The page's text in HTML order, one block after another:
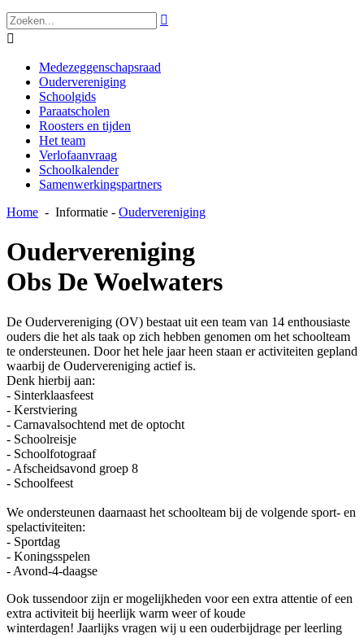


Medezeggenschapsraad
Oudervereniging
Schoolgids
Paraatscholen
Roosters en tijden
Het team
Verlofaanvraag
Schoolkalender
Samenwerkingspartners
Home - Informatie - Oudervereniging
Oudervereniging
Obs De Woelwaters
De Oudervereniging (OV) bestaat uit een team van 14 enthousiaste
ouders die het als taak op zich hebben genomen om het schoolteam
te ondersteunen. Door het hele jaar heen staan er activiteiten gepland
waarbij de Oudervereniging actief is.
Denk hierbij aan:
- Sinterklaasfeest
- Kerstviering
- Carnavalsochtend met de optocht
- Schoolreisje
- Schoolfotograaf
- Afscheidsavond groep 8
- Schoolfeest
We ondersteunen daarnaast het schoolteam bij de volgende sport- en
spelactiviteiten:
- Sportdag
- Koningsspelen
- Avond-4-daagse
Ook tussendoor zijn er mogelijkheden voor een extra attentie of een
extra activiteit bij heerlijk warm weer of koude
winterdagen! Jaarlijks vragen wij u een ouderbijdrage per leerling